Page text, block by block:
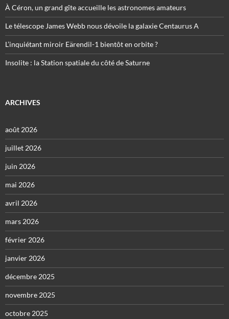
À Céron, un grand gîte accueille les astronomes amateurs
Le télescope James Webb nous dévoile la galaxie Centaurus A
L’inquiétant miroir Eärendil-1 bientôt en orbite ?
Insolite : la Station spatiale du côté de Saturne
ARCHIVES
août 2026
juillet 2026
juin 2026
mai 2026
avril 2026
mars 2026
février 2026
janvier 2026
décembre 2025
novembre 2025
octobre 2025